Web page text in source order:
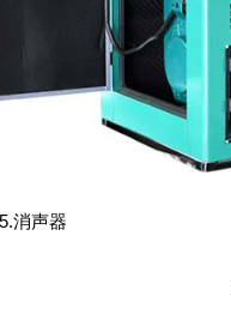
声器